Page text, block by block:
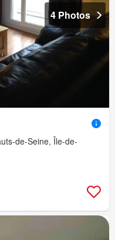
4 Photos
de-Seine, Île-de-